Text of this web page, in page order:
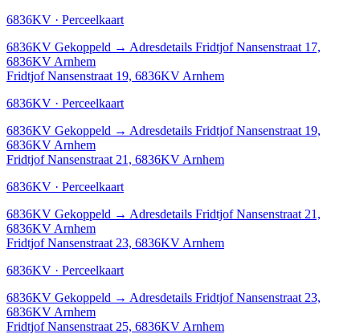
6836KV · Perceelkaart
6836KV Gekoppeld → Adresdetails Fridtjof Nansenstraat 17,
6836KV Arnhem
Fridtjof Nansenstraat 19, 6836KV Arnhem
6836KV · Perceelkaart
6836KV Gekoppeld → Adresdetails Fridtjof Nansenstraat 19,
6836KV Arnhem
Fridtjof Nansenstraat 21, 6836KV Arnhem
6836KV · Perceelkaart
6836KV Gekoppeld → Adresdetails Fridtjof Nansenstraat 21,
6836KV Arnhem
Fridtjof Nansenstraat 23, 6836KV Arnhem
6836KV · Perceelkaart
6836KV Gekoppeld → Adresdetails Fridtjof Nansenstraat 23,
6836KV Arnhem
Fridtjof Nansenstraat 25, 6836KV Arnhem